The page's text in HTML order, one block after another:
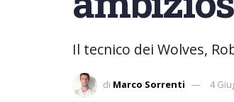
Il tecnico dei Wolves,
di Marco Sorrenti 4